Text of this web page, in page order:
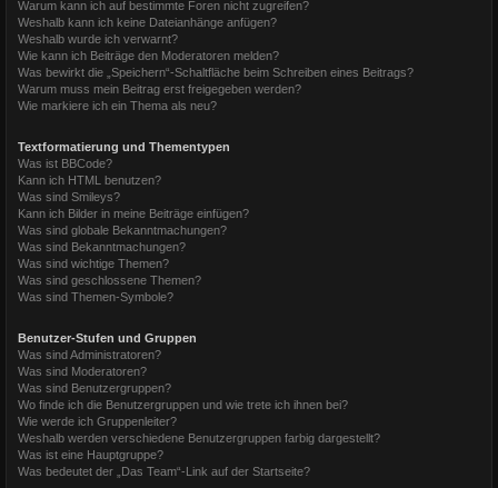
Warum kann ich auf bestimmte Foren nicht zugreifen?
Weshalb kann ich keine Dateianhänge anfügen?
Weshalb wurde ich verwarnt?
Wie kann ich Beiträge den Moderatoren melden?
Was bewirkt die „Speichern“-Schaltfläche beim Schreiben eines Beitrags?
Warum muss mein Beitrag erst freigegeben werden?
Wie markiere ich ein Thema als neu?
Textformatierung und Thementypen
Was ist BBCode?
Kann ich HTML benutzen?
Was sind Smileys?
Kann ich Bilder in meine Beiträge einfügen?
Was sind globale Bekanntmachungen?
Was sind Bekanntmachungen?
Was sind wichtige Themen?
Was sind geschlossene Themen?
Was sind Themen-Symbole?
Benutzer-Stufen und Gruppen
Was sind Administratoren?
Was sind Moderatoren?
Was sind Benutzergruppen?
Wo finde ich die Benutzergruppen und wie trete ich ihnen bei?
Wie werde ich Gruppenleiter?
Weshalb werden verschiedene Benutzergruppen farbig dargestellt?
Was ist eine Hauptgruppe?
Was bedeutet der „Das Team“-Link auf der Startseite?